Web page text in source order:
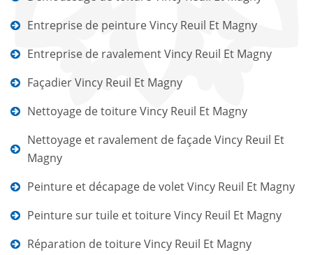
Entreprise de peinture Vincy Reuil Et Magny
Entreprise de ravalement Vincy Reuil Et Magny
Façadier Vincy Reuil Et Magny
Nettoyage de toiture Vincy Reuil Et Magny
Nettoyage et ravalement de façade Vincy Reuil Et
Magny
Peinture et décapage de volet Vincy Reuil Et Magny
Peinture sur tuile et toiture Vincy Reuil Et Magny
Réparation de toiture Vincy Reuil Et Magny